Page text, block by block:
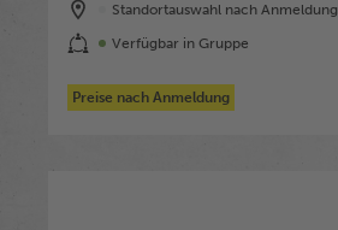
Standortauswahl nach Anmeldung
Verfügbar in Gruppe
Preise nach Anmeldung